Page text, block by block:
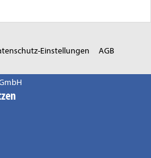
Einstellungen AGB